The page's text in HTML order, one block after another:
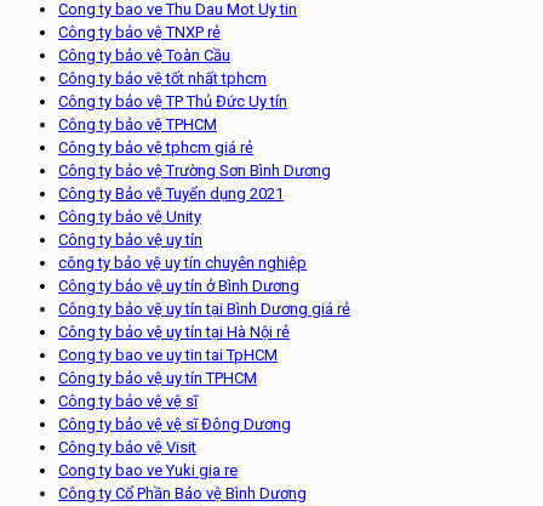
Cong ty bao ve Thu Dau Mot Uy tin
Công ty bảo vệ TNXP rẻ
Công ty bảo vệ Toàn Cầu
Công ty bảo vệ tốt nhất tphcm
Công ty bảo vệ TP Thủ Đức Uy tín
Công ty bảo vệ TPHCM
Công ty bảo vệ tphcm giá rẻ
Công ty bảo vệ Trường Sơn Bình Dương
Công ty Bảo vệ Tuyển dụng 2021
Công ty bảo vệ Unity
Công ty bảo vệ uy tín
công ty bảo vệ uy tín chuyên nghiệp
Công ty bảo vệ uy tín ở Bình Dương
Công ty bảo vệ uy tín tại Bình Dương giá rẻ
Công ty bảo vệ uy tín tại Hà Nội rẻ
Cong ty bao ve uy tin tai TpHCM
Công ty bảo vệ uy tín TPHCM
Công ty bảo vệ vệ sĩ
Công ty bảo vệ vệ sĩ Đông Dương
Công ty bảo vệ Visit
Cong ty bao ve Yuki gia re
Công ty Cổ Phần Bảo vệ Bình Dương